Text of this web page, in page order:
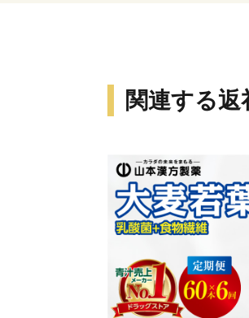
関連する